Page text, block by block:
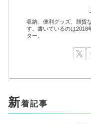
収納、便利グッズ、雑貨
す。書いているのは2018
ター。
新着記事